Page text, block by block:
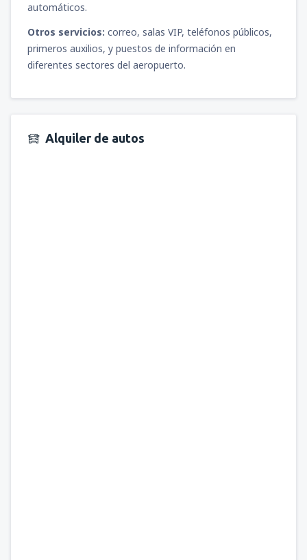
automáticos.
Otros servicios: correo, salas VIP, teléfonos públicos,
primeros auxilios, y puestos de información en
diferentes sectores del aeropuerto.
Alquiler de autos